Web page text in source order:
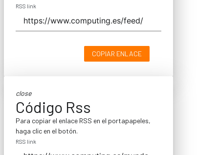
RSS link
COPIAR ENLACE
close
Código Rss
Para copiar el enlace RSS en el portapapeles,
haga clic en el botón.
RSS link